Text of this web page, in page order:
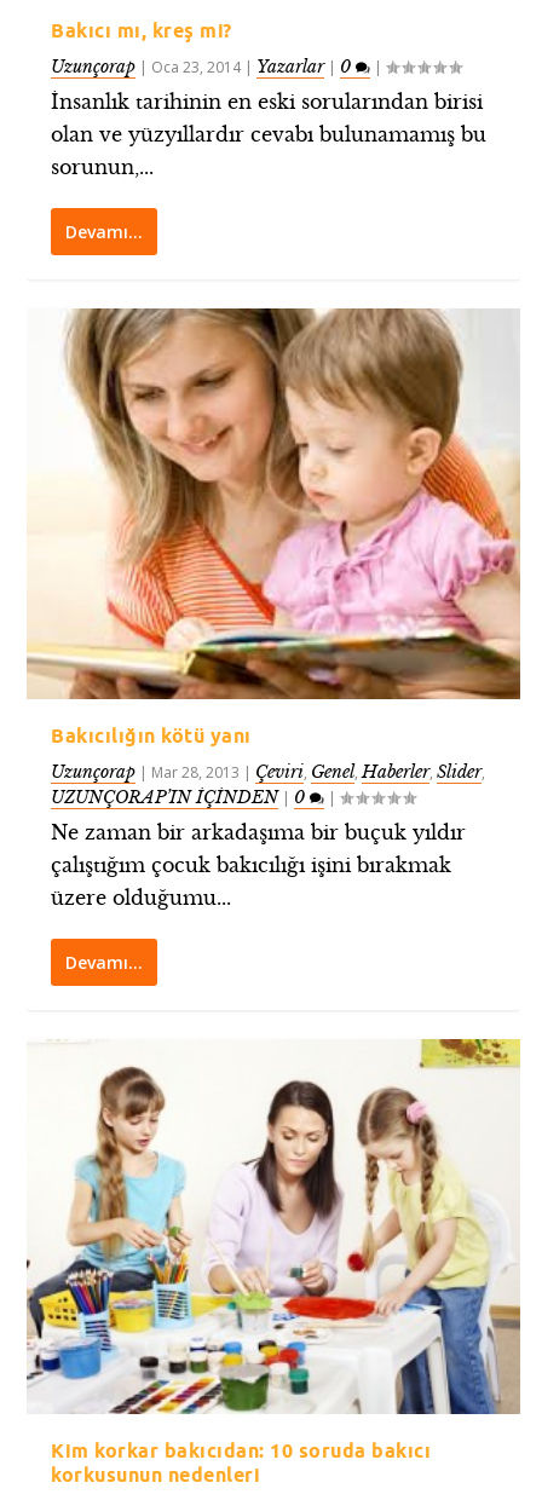
Bakıcı mı, kreş mi?
Uzunçorap | Oca 23, 2014| Yazarlar| 0 |
İnsanlık tarihinin en eski sorularından birisi
olan ve yüzyıllardır cevabı bulunamamış bu
sorunun,...
Devamı…
Bakıcılığın kötü yanı
Uzunçorap | Mar 28, 2013 | Çeviri, Genel,Haberler,Slider,
UZUNÇORAP’IN İÇİNDEN| 0 |
Ne zaman bir arkadaşıma bir buçuk yıldır
çalıştığım çocuk bakıcılığı işini bırakmak
üzere olduğumu...
Devamı…
Kim korkar bakıcıdan: 10 soruda bakıcı
korkusunun nedenleri